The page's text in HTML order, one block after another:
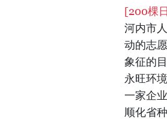
[200棵
河内市
动的志
象征的目
永旺环
一家企
顺化省